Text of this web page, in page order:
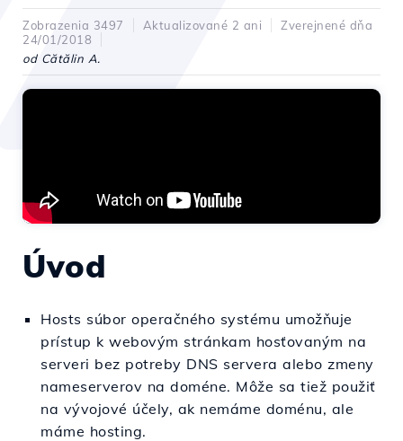
Zobrazenia 3497 Aktualizované 2 ani
Zverejnené dňa
24/01/2018
od Cătălin A.
Úvod
Hosts súbor operačného systému umožňuje
prístup k webovým stránkam hosťovaným na
serveri bez potreby DNS servera alebo zmeny
nameserverov na doméne. Môže sa tiež použiť
na vývojové účely, ak nemáme doménu, ale
máme hosting.